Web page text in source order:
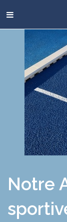
Notre